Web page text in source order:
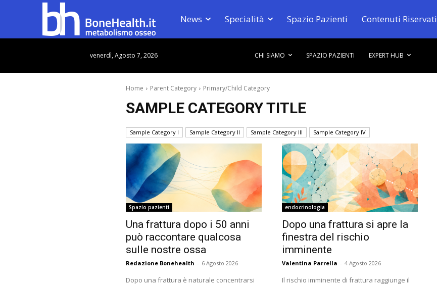
News Specialità Spazio Pazienti Contenuti Riservati
venerdì, Agosto 7, 2026 CHI SIAMO SPAZIO PAZIENTI EXPERT HUB
Home Parent Category Primary/Child Category
SAMPLE CATEGORY TITLE
Sample Category I Sample Category II Sample Category III Sample Category IV
Spazio pazienti
Una frattura dopo i 50 anni
può raccontare qualcosa
sulle nostre ossa
Redazione Bonehealth - 6 Agosto 2026
Dopo una frattura è naturale concentrarsi
endocrinologia
Dopo una frattura si apre la
finestra del rischio
imminente
Valentina Parrella - 4 Agosto 2026
Il rischio imminente di frattura raggiunge il